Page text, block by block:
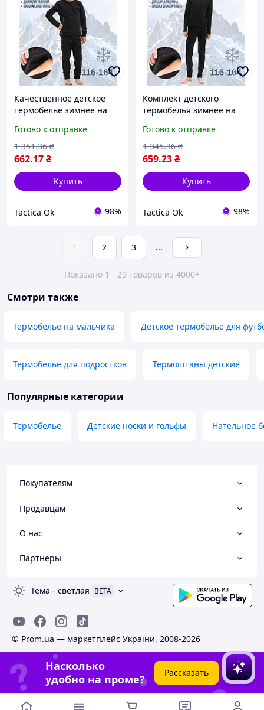
Качественное детское
термобелье зимнее на
и штаны черного цвета
Tactic
Готово к отправке
662.17₴
1 351.36 ₴
Купить
Tactica Ok 98%
Комплект детского
термобелья зимнее на
черного цвета для
девочек и мальчиков
Tactic
Готово к отправке
659.23₴
1 345.36 ₴
Купить
Tactica Ok 98%
1 2 3 ...
Показано 1 - 29 товаров из 4000+
Смотри также
Термобелье на мальчика Детское термобелье для
Термобелье для подростков Термоштаны детские
Популярные категории
Термобелье Детские носки и гольфы Нательное
Покупателям
Продавцам
О нас
Партнеры
Тема - светлая BETA
© Prom.ua — маркетплейс України, 2008-2026
Насколько
удобно на проме?
Рассказать